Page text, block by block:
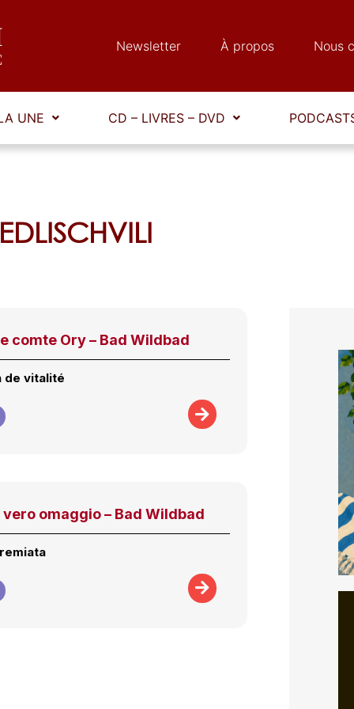
Newsletter À propos Nous
UNE CD – LIVRES – DVD
comte Ory – Bad Wildbad
de vitalité
vero omaggio – Bad Wildbad